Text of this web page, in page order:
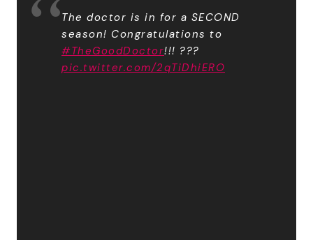
The doctor is in for a SECOND
season! Congratulations to
#TheGoodDoctor!!! ???
pic.twitter.com/2qTiDhiERO